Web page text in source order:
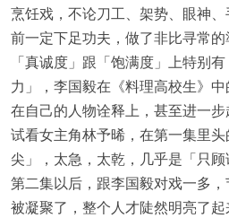
烹饪戏，不论刀工、架势、眼神
前一定下足功夫，做了非比寻常
「真诚度」跟「饱满度」上特别
力」，李国毅在《料理高校生》
在自己的人物诠释上，甚至进一步
试看女主角林予晞，在第一集里
尖」，太急，太乾，几乎是「只
第二集以后，跟李国毅对戏一多
被凝聚了，整个人才陡然明亮了起